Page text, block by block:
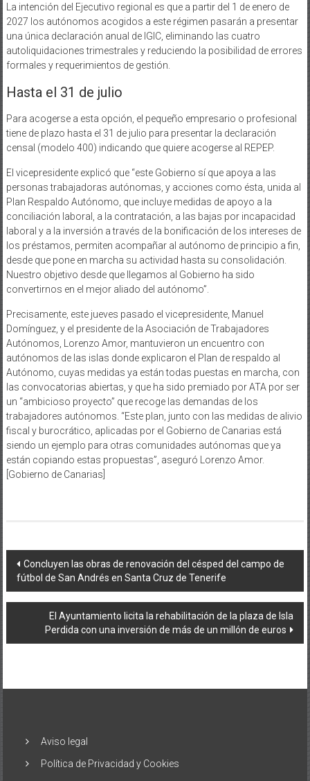
La intención del Ejecutivo regional es que a partir del 1 de enero de
2027 los autónomos acogidos a este régimen pasarán a presentar
una única declaración anual de IGIC, eliminando las cuatro
autoliquidaciones trimestrales y reduciendo la posibilidad de errores
formales y requerimientos de gestión.
Hasta el 31 de julio
Para acogerse a esta opción, el pequeño empresario o profesional
tiene de plazo hasta el 31 de julio para presentar la declaración
censal (modelo 400) indicando que quiere acogerse al REPEP.
El vicepresidente explicó que “este Gobierno sí que apoya a las
personas trabajadoras autónomas, y acciones como ésta, unida al
Plan Respaldo Autónomo, que incluye medidas de apoyo a la
conciliación laboral, a la contratación, a las bajas por incapacidad
laboral y a la inversión a través de la bonificación de los intereses de
los préstamos, permiten acompañar al autónomo de principio a fin,
desde que pone en marcha su actividad hasta su consolidación.
Nuestro objetivo desde que llegamos al Gobierno ha sido
convertirnos en el mejor aliado del autónomo”.
Precisamente, este jueves pasado el vicepresidente, Manuel
Domínguez, y el presidente de la Asociación de Trabajadores
Autónomos, Lorenzo Amor, mantuvieron un encuentro con
autónomos de las islas donde explicaron el Plan de respaldo al
Autónomo, cuyas medidas ya están todas puestas en marcha, con
las convocatorias abiertas, y que ha sido premiado por ATA por ser
un “ambicioso proyecto” que recoge las demandas de los
trabajadores autónomos. “Este plan, junto con las medidas de alivio
fiscal y burocrático, aplicadas por el Gobierno de Canarias está
siendo un ejemplo para otras comunidades autónomas que ya
están copiando estas propuestas”, aseguró Lorenzo Amor.
[Gobierno de Canarias]
Navegación
de
entradas
Concluyen las obras de renovación del césped del campo de
fútbol de San Andrés en Santa Cruz de Tenerife
El Ayuntamiento licita la rehabilitación de la plaza de Isla
Perdida con una inversión de más de un millón de euros
Aviso legal
Política de Privacidad y Cookies